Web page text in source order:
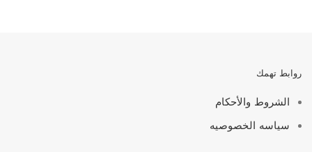
روابط تهمك
الشروط والأحكام
سياسه الخصوصيه